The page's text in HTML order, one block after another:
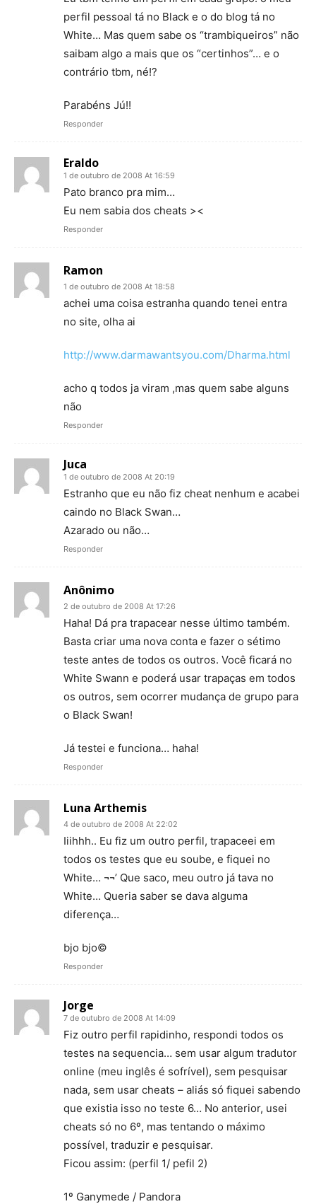
perfil pessoal tá no Black e o do blog tá no
White… Mas quem sabe os “trambiqueiros” não
saibam algo a mais que os “certinhos”… e o
contrário tbm, né!?
Parabéns Jú!!
Responder
Eraldo
1 de outubro de 2008 At 16:59
Pato branco pra mim…
Eu nem sabia dos cheats ><
Responder
Ramon
1 de outubro de 2008 At 18:58
achei uma coisa estranha quando tenei entra
no site, olha ai
http://www.darmawantsyou.com/Dharma.html
acho q todos ja viram ,mas quem sabe alguns
não
Responder
Juca
1 de outubro de 2008 At 20:19
Estranho que eu não fiz cheat nenhum e acabei
caindo no Black Swan…
Azarado ou não…
Responder
Anônimo
2 de outubro de 2008 At 17:26
Haha! Dá pra trapacear nesse último também.
Basta criar uma nova conta e fazer o sétimo
teste antes de todos os outros. Você ficará no
White Swann e poderá usar trapaças em todos
os outros, sem ocorrer mudança de grupo para
o Black Swan!
Já testei e funciona… haha!
Responder
Luna Arthemis
4 de outubro de 2008 At 22:02
Iiihhh.. Eu fiz um outro perfil, trapaceei em
todos os testes que eu soube, e fiquei no
White… ¬¬’ Que saco, meu outro já tava no
White… Queria saber se dava alguma
diferença…
bjo bjo©
Responder
Jorge
7 de outubro de 2008 At 14:09
Fiz outro perfil rapidinho, respondi todos os
testes na sequencia… sem usar algum tradutor
online (meu inglês é sofrível), sem pesquisar
nada, sem usar cheats – aliás só fiquei sabendo
que existia isso no teste 6… No anterior, usei
cheats só no 6º, mas tentando o máximo
possível, traduzir e pesquisar.
Ficou assim: (perfil 1/ pefil 2)
1º Ganymede / Pandora